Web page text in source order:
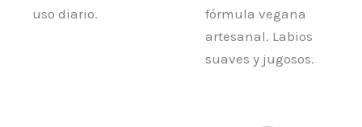
uso diario.
fórmula vegana
artesanal. Labios
suaves y jugosos.